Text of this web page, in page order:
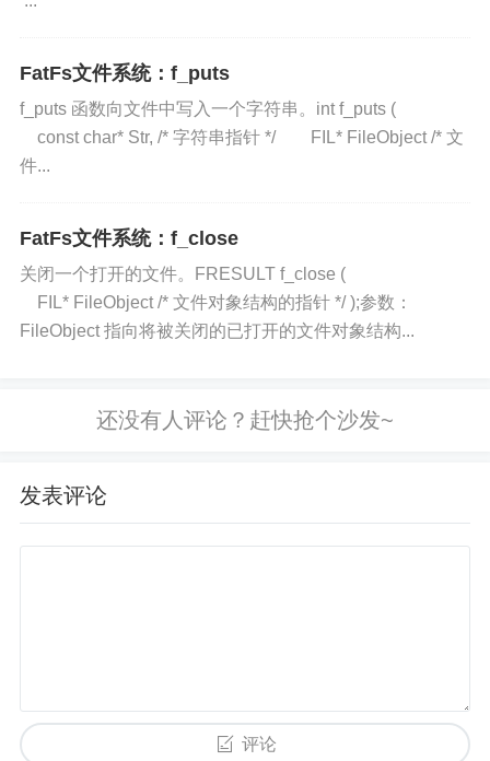
FatFs文件系统：f_puts
f_puts 函数向文件中写入一个字符串。int f_puts (
const char* Str, /* 字符串指针 */ FIL* FileObject /* 文
件...
FatFs文件系统：f_close
关闭一个打开的文件。FRESULT f_close (
FIL* FileObject /* 文件对象结构的指针 */ );参数：
FileObject 指向将被关闭的已打开的文件对象结构...
发表评论
评论